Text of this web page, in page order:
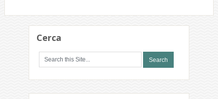
Cerca